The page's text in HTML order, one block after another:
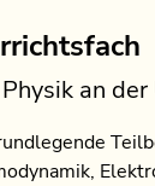
an der